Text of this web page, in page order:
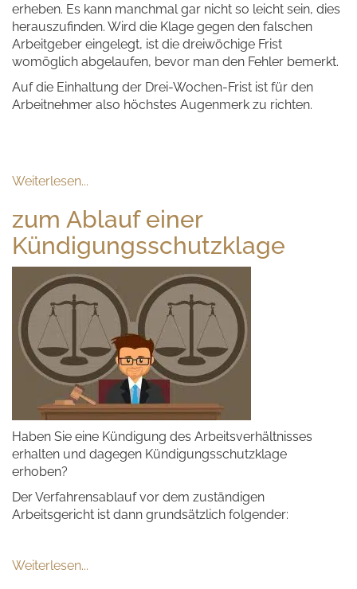
erheben. Es kann manchmal gar nicht so leicht sein, dies
herauszufinden. Wird die Klage gegen den falschen
Arbeitgeber eingelegt, ist die dreiwöchige Frist
womöglich abgelaufen, bevor man den Fehler bemerkt.
Auf die Einhaltung der Drei-Wochen-Frist ist für den
Arbeitnehmer also höchstes Augenmerk zu richten.
Weiterlesen...
zum Ablauf einer
Kündigungsschutzklage
Haben Sie eine Kündigung des Arbeitsverhältnisses
erhalten und dagegen Kündigungsschutzklage
erhoben?
Der Verfahrensablauf vor dem zuständigen
Arbeitsgericht ist dann grundsätzlich folgender:
Weiterlesen...